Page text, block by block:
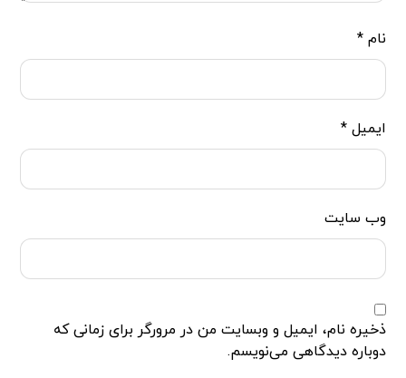
نام*
ایمیل*
وب‌ سایت
ذخیره نام، ایمیل و وبسایت من در مرورگر برای زمانی که
دوباره دیدگاهی می‌نویسم.